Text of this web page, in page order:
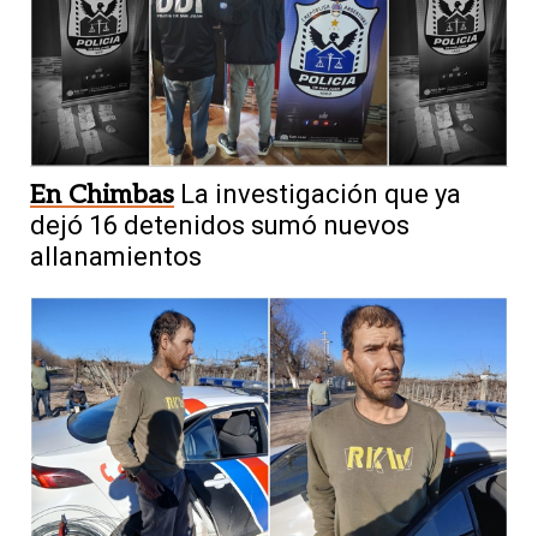
En Chimbas La investigación que ya
dejó 16 detenidos sumó nuevos
allanamientos